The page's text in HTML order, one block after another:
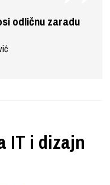
odličnu zaradu
IT i dizajn